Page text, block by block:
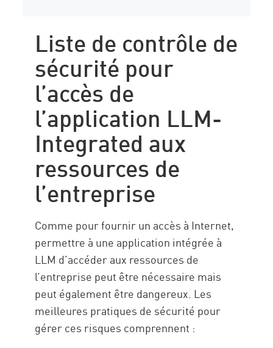
Liste de contrôle de
sécurité pour
l’accès de
l’application LLM-
Integrated aux
ressources de
l’entreprise
Comme pour fournir un accès à Internet,
permettre à une application intégrée à
LLM d’accéder aux ressources de
l’entreprise peut être nécessaire mais
peut également être dangereux. Les
meilleures pratiques de sécurité pour
gérer ces risques comprennent :